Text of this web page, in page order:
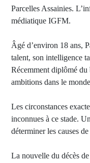
Parcelles Assainies.
médiatique IGFM.
Âgé d’environ 18 ans,
talent, son intelligence
Récemment diplômé
ambitions dans le
Les circonstances
inconnues à ce stade.
déterminer les causes
La nouvelle du décès